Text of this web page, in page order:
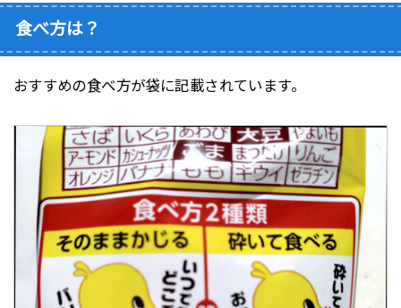
食べ方は？
おすすめの食べ方が袋に記載されています。